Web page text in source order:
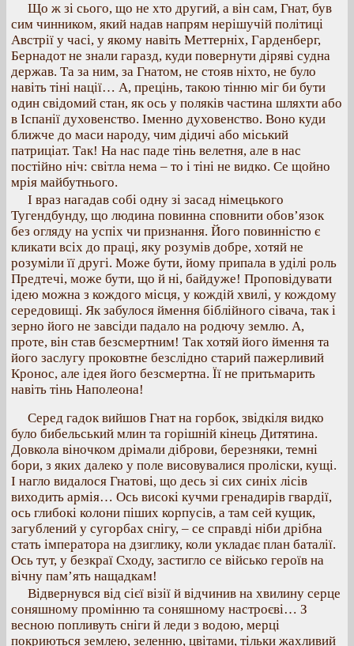
Що ж зі сього, що не хто другий, а він сам, Гнат, був
сим чинником, який надав напрям нерішучій політиці
Австрії у часі, у якому навіть Меттерніх, Гарденберг,
Бернадот не знали гаразд, куди повернути діряві судна
держав. Та за ним, за Гнатом, не стояв ніхто, не було
навіть тіні нації… А, прецінь, такою тінню міг би бути
один свідомий стан, як ось у поляків частина шляхти або
в Іспанії духовенство. Іменно духовенство. Воно куди
ближче до маси народу, чим дідичі або міський
патриціат. Так! На нас паде тінь велетня, але в нас
постійно ніч: світла нема – то і тіні не видко. Се щойно
мрія майбутнього.
І враз нагадав собі одну зі засад німецького
Тугендбунду, що людина повинна сповнити обов’язок
без огляду на успіх чи признання. Його повинністю є
кликати всіх до праці, яку розумів добре, хотяй не
розуміли її другі. Може бути, йому припала в уділі роль
Предтечі, може бути, що й ні, байдуже! Проповідувати
ідею можна з кождого місця, у кождій хвилі, у кождому
середовищі. Як забулося ймення біблійного сівача, так і
зерно його не завсіди падало на родючу землю. А,
проте, він став безсмертним! Так хотяй його ймення та
його заслугу проковтне безслідно старий пажерливий
Кронос, але ідея його безсмертна. Її не притьмарить
навіть тінь Наполеона!
Серед гадок вийшов Гнат на горбок, звідкіля видко
було бибельський млин та горішній кінець Дитятина.
Довкола віночком дрімали діброви, березняки, темні
бори, з яких далеко у поле висовувалися проліски, кущі.
І нагло видалося Гнатові, що десь зі сих синіх лісів
виходить армія… Ось високі кучми гренадирів гвардії,
ось глибокі колони піших корпусів, а там сей кущик,
загублений у сугорбах снігу, – се справді ніби дрібна
стать імператора на дзиглику, коли укладає план баталії.
Ось тут, у безкраї Сходу, застигло се військо героїв на
вічну пам’ять нащадкам!
Відвернувся від сієї візії й відчинив на хвилину серце
соняшному промінню та соняшному настроєві… З
весною попливуть сніги й леди з водою, мерці
покриються землею, зеленню, цвітами, тільки жахливий